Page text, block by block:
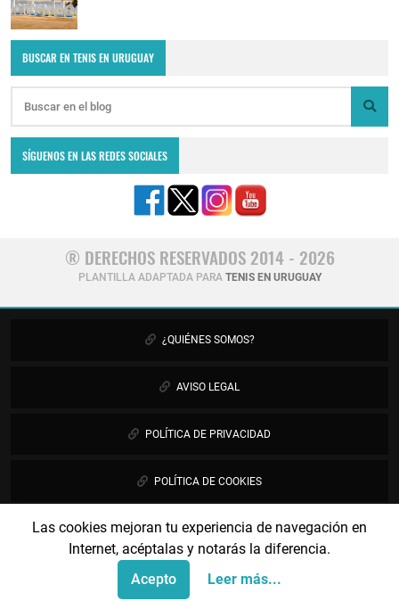
Las cookies mejoran tu experiencia de navegación en
Internet, acéptalas y notarás la diferencia.
Acepto
Leer más...
BUSCAR EN TENIS EN URUGUAY
SÍGUENOS EN LAS REDES SOCIALES
® DERECHOS RESERVADOS 2014 - 2026
PLANTILLA ADAPTADA PARA TENIS EN URUGUAY
¿QUIÉNES SOMOS?
AVISO LEGAL
POLÍTICA DE PRIVACIDAD
POLÍTICA DE COOKIES
PUBLICIDAD
CONTÁCTANOS